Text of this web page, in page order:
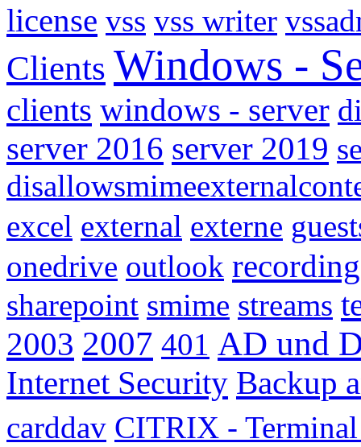
license vss vss writer
Clients Windows -
clients windows - server
server 2016 server 2019
excel external externe
onedrive outlook recording
sharepoint smime streams
2003 2007 401 AD und
Internet Security Backup
carddav CITRIX -